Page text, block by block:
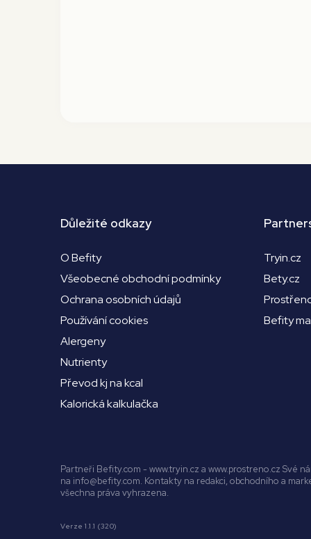
Důležité odkazy
O Befity
Všeobecné obchodní podmínky
Ochrana osobních údajů
Používání cookies
Alergeny
Nutrienty
Převod kj na kcal
Kalorická kalkulačka
Tryin.cz
Bety.cz
Befity
Partneři Befity.com - www.tryin.cz a www.prostreno.cz Své
na info@befity.com. Kontakty na redakci, obchodního a
všechna práva vyhrazena.
Verze 1.1.1 (320)